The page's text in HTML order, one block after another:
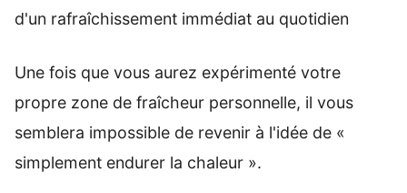
d'un rafraîchissement immédiat au quotidien
Une fois que vous aurez expérimenté votre
propre zone de fraîcheur personnelle, il vous
semblera impossible de revenir à l'idée de «
simplement endurer la chaleur ».